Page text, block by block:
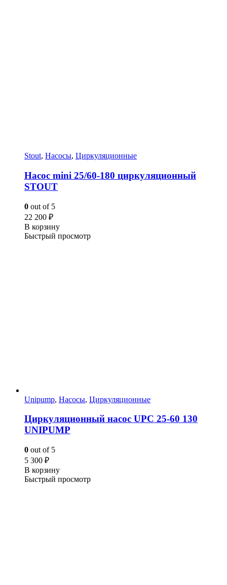
Stout, Насосы, Циркуляционные
Насос mini 25/60-180 циркуляционный
STOUT
0 out of 5
22 200 ₽
В корзину
Быстрый просмотр
Unipump, Насосы, Циркуляционные
Циркуляционный насос UPC 25-60 130
UNIPUMP
0 out of 5
5 300 ₽
В корзину
Быстрый просмотр